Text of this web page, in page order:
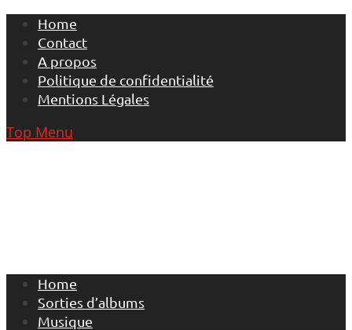
Skip
content
Home
Contact
A propos
Politique de confidentialité
Mentions Légales
Top Menu
Home
Sorties d’albums
Musique